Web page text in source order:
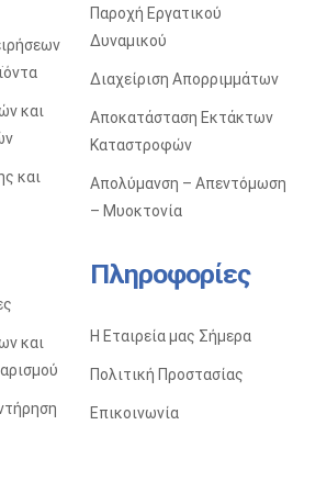
και
και
Παροχή Εργατικού
Δυναμικού
Διαχείριση Απορριμμάτων
Αποκατάσταση Eκτάκτων
Kαταστροφών
Απολύμανση – Απεντόμωση
– Μυοκτονία
και
Πληροφορίες
Η Εταιρεία μας Σήμερα
Πολιτική Προστασίας
Επικοινωνία